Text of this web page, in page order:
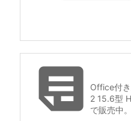
Office付
2 15.6型
で販売中